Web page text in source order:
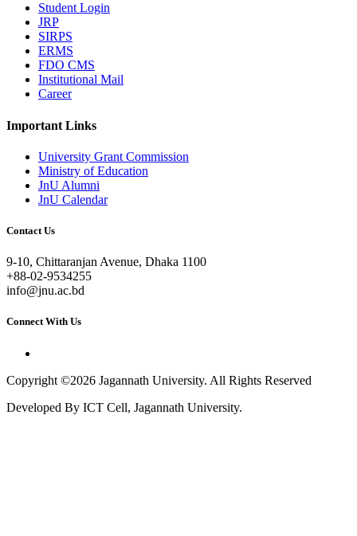
Student Login
JRP
SIRPS
ERMS
FDO CMS
Institutional Mail
Career
Important Links
University Grant Commission
Ministry of Education
JnU Alumni
JnU Calendar
Contact Us
9-10, Chittaranjan Avenue, Dhaka 1100
+88-02-9534255
info@jnu.ac.bd
Connect With Us
Copyright ©2026 Jagannath University. All Rights Reserved
Developed By ICT Cell, Jagannath University.